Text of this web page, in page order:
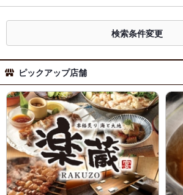
検索条件変更
ピックアップ店舗